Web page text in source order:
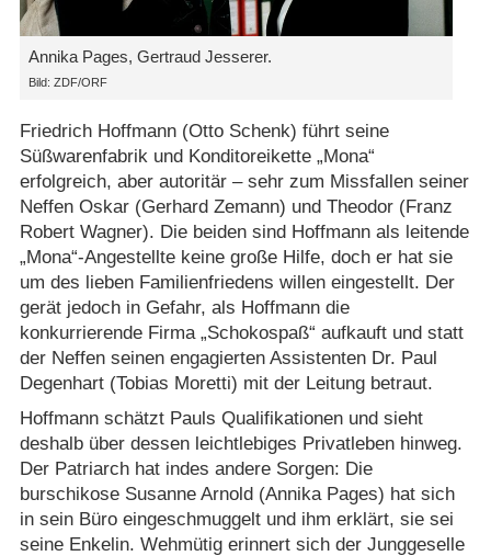
Annika Pages, Gertraud Jesserer.
Bild: ZDF/​ORF
Friedrich Hoffmann (Otto Schenk) führt seine
Süßwarenfabrik und Konditoreikette „Mona“
erfolgreich, aber autoritär – sehr zum Missfallen seiner
Neffen Oskar (Gerhard Zemann) und Theodor (Franz
Robert Wagner). Die beiden sind Hoffmann als leitende
„Mona“-Angestellte keine große Hilfe, doch er hat sie
um des lieben Familienfriedens willen eingestellt. Der
gerät jedoch in Gefahr, als Hoffmann die
konkurrierende Firma „Schokospaß“ aufkauft und statt
der Neffen seinen engagierten Assistenten Dr. Paul
Degenhart (Tobias Moretti) mit der Leitung betraut.
Hoffmann schätzt Pauls Qualifikationen und sieht
deshalb über dessen leichtlebiges Privatleben hinweg.
Der Patriarch hat indes andere Sorgen: Die
burschikose Susanne Arnold (Annika Pages) hat sich
in sein Büro eingeschmuggelt und ihm erklärt, sie sei
seine Enkelin. Wehmütig erinnert sich der Junggeselle